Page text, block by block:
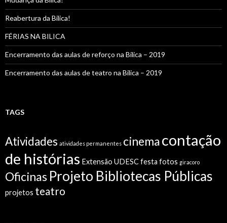
Reabertura da Bilica!
FÉRIAS NA BILICA
Encerramento das aulas de reforço na Bilica – 2019
Encerramento das aulas de teatro na Bilica – 2019
TAGS
Atividades atividades permanentes cinemacontação
de histórias Extensão UDESCfesta fotos giracoro
Oficinas Projeto Bibliotecas Públicas
projetos teatro